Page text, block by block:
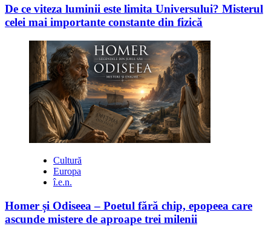
De ce viteza luminii este limita Universului? Misterul
celei mai importante constante din fizică
Cultură
Europa
î.e.n.
Homer și Odiseea – Poetul fără chip, epopeea care
ascunde mistere de aproape trei milenii